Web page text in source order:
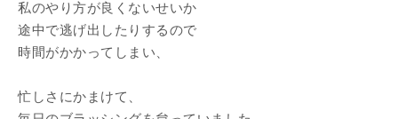
私のやり方が良くないせいか
途中で逃げ出したりするので
時間がかかってしまい、
忙しさにかまけて、